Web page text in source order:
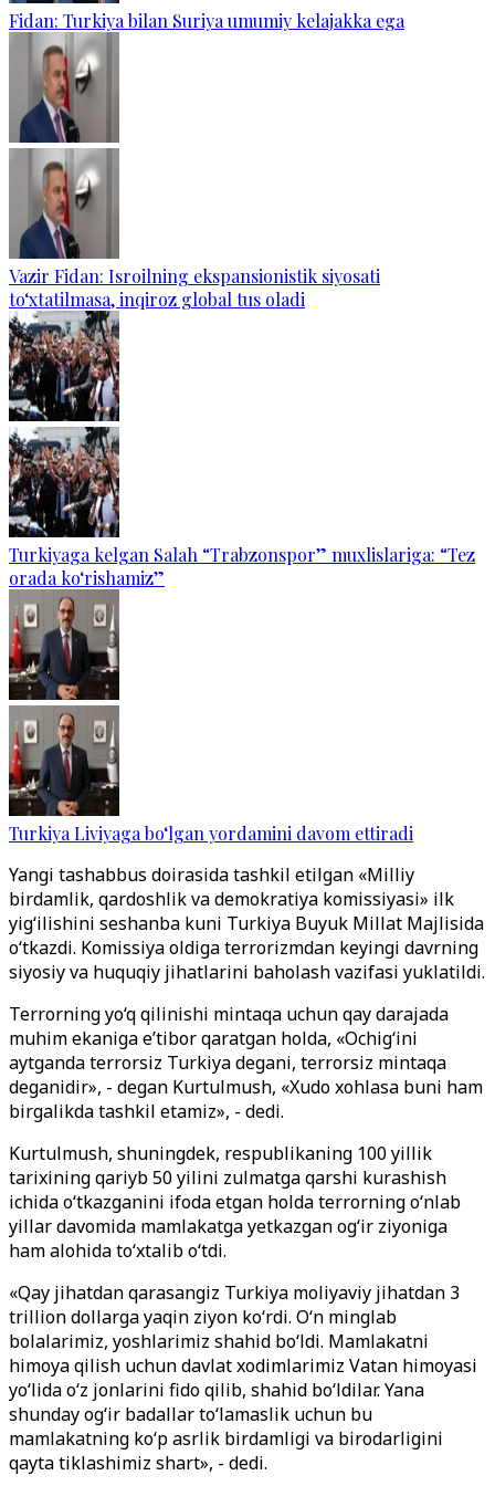
Fidan: Turkiya bilan Suriya umumiy kelajakka ega
Vazir Fidan: Isroilning ekspansionistik siyosati
to‘xtatilmasa, inqiroz global tus oladi
Turkiyaga kelgan Salah “Trabzonspor” muxlislariga: “Tez
orada ko‘rishamiz”
Turkiya Liviyaga bo‘lgan yordamini davom ettiradi
Yangi tashabbus doirasida tashkil etilgan «Milliy
birdamlik, qardoshlik va demokratiya komissiyasi» ilk
yig‘ilishini seshanba kuni Turkiya Buyuk Millat Majlisida
o‘tkazdi. Komissiya oldiga terrorizmdan keyingi davrning
siyosiy va huquqiy jihatlarini baholash vazifasi yuklatildi.
Terrorning yo‘q qilinishi mintaqa uchun qay darajada
muhim ekaniga e’tibor qaratgan holda, «Ochig‘ini
aytganda terrorsiz Turkiya degani, terrorsiz mintaqa
deganidir», - degan Kurtulmush, «Xudo xohlasa buni ham
birgalikda tashkil etamiz», - dedi.
Kurtulmush, shuningdek, respublikaning 100 yillik
tarixining qariyb 50 yilini zulmatga qarshi kurashish
ichida o‘tkazganini ifoda etgan holda terrorning o‘nlab
yillar davomida mamlakatga yetkazgan og‘ir ziyoniga
ham alohida to‘xtalib o‘tdi.
«Qay jihatdan qarasangiz Turkiya moliyaviy jihatdan 3
trillion dollarga yaqin ziyon ko‘rdi. O‘n minglab
bolalarimiz, yoshlarimiz shahid bo‘ldi. Mamlakatni
himoya qilish uchun davlat xodimlarimiz Vatan himoyasi
yo‘lida o‘z jonlarini fido qilib, shahid bo‘ldilar. Yana
shunday og‘ir badallar to‘lamaslik uchun bu
mamlakatning ko‘p asrlik birdamligi va birodarligini
qayta tiklashimiz shart», - dedi.